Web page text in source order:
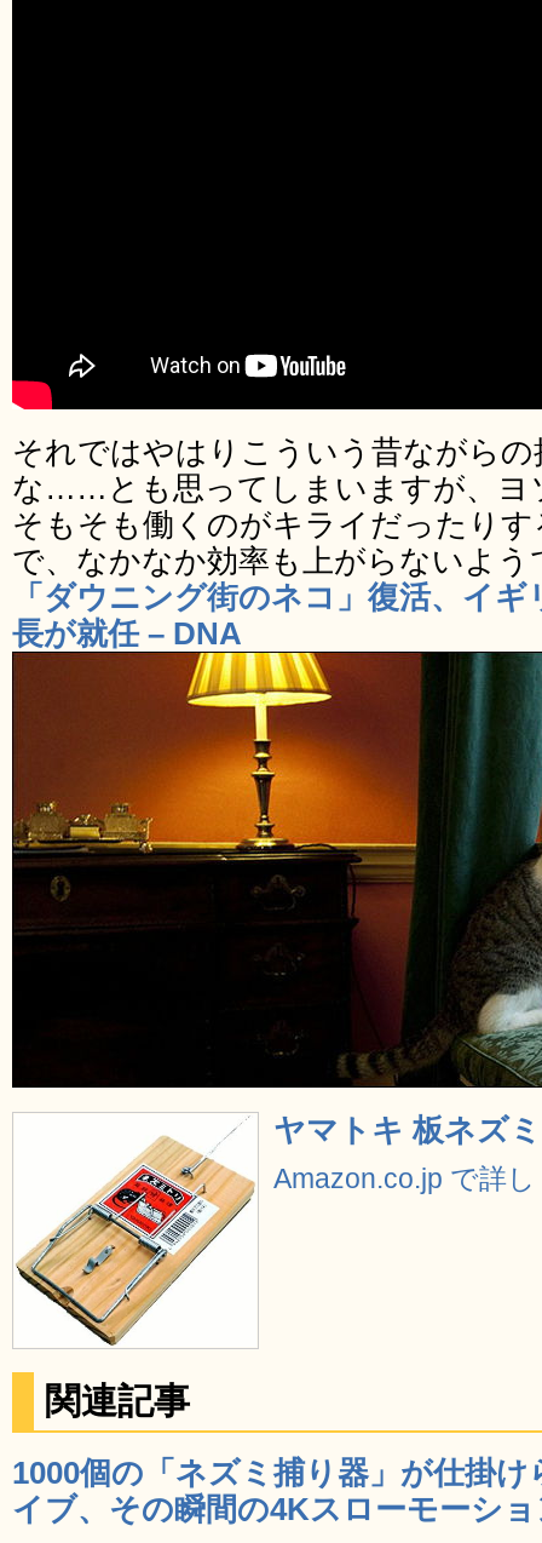
それではやはりこういう昔ながら
な……とも思ってしまいますが、ヨ
そもそも働くのがキライだったり
で、なかなか効率も上がらないよう
「ダウニング街のネコ」復活、イ
長が就任 – DNA
ヤマトキ 板ネズ
Amazon.co.jp で詳
関連記事
1000個の「ネズミ捕り器」が仕掛
イブ、その瞬間の4Kスローモーシ